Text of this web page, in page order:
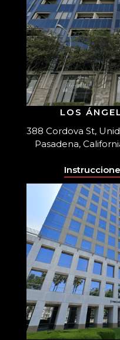
LOS
388 Cordova St,
Pasadena,